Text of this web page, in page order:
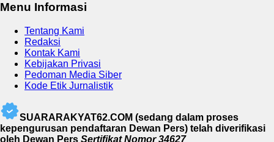
Menu Informasi
Tentang Kami
Redaksi
Kontak Kami
Kebijakan Privasi
Pedoman Media Siber
Kode Etik Jurnalistik
SUARARAKYAT62.COM (sedang dalam proses
kepengurusan pendaftaran Dewan Pers) telah diverifikasi
oleh Dewan Pers Sertifikat Nomor 34627